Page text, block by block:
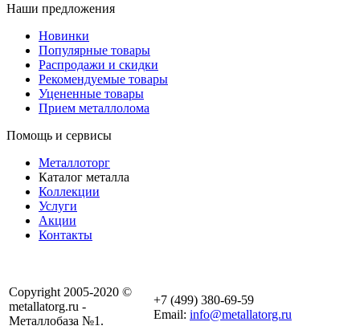
Наши предложения
Новинки
Популярные товары
Распродажи и скидки
Рекомендуемые товары
Уцененные товары
Прием металлолома
Помощь и сервисы
Металлоторг
Каталог металла
Коллекции
Услуги
Акции
Контакты
Copyright 2005-2020 ©
metallatorg.ru -
Металлобаза №1.
+7 (499) 380-69-59
Email: info@metallatorg.ru